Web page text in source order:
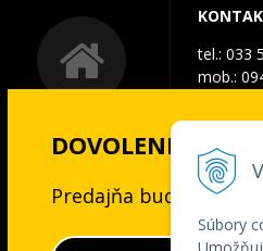
Súbory
tel.: 033
mob.:
DOVOLENKA 3. -
Predajňa bude